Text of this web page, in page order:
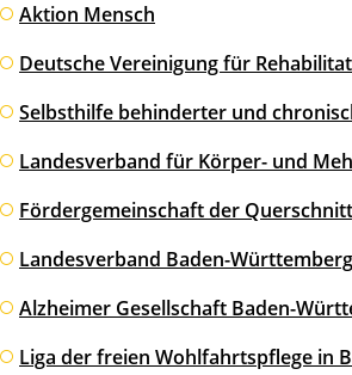
Aktion Mensch
Deutsche Vereinigung für
Selbsthilfe behinderter und
Landesverband für Körper- und
Fördergemeinschaft der
Landesverband Baden-
Alzheimer Gesellschaft Baden-
Liga der freien Wohlfahrtspflege in